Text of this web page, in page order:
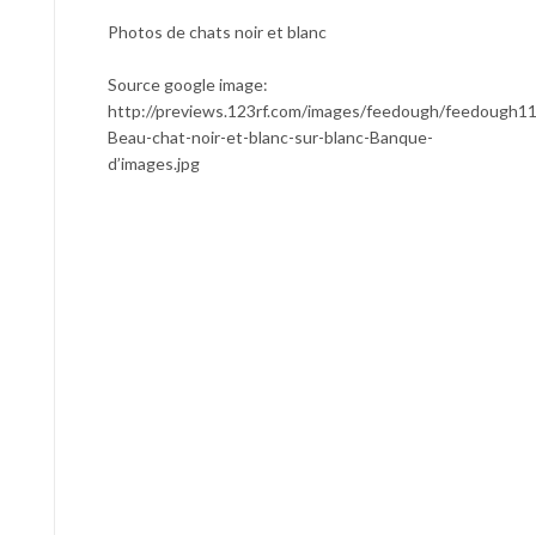
Photos de chats noir et blanc
Source google image:
http://previews.123rf.com/images/feedough/
Beau-chat-noir-et-blanc-sur-blanc-Banque-
d’images.jpg